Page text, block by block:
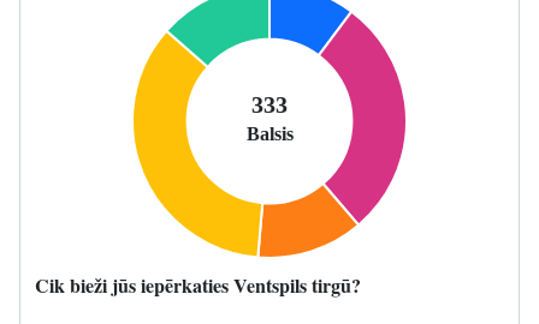
Cik bieži jūs iepērkaties Ventspils tirgū?